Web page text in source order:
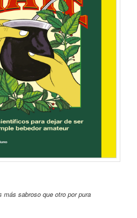
más sabroso que otro por pura